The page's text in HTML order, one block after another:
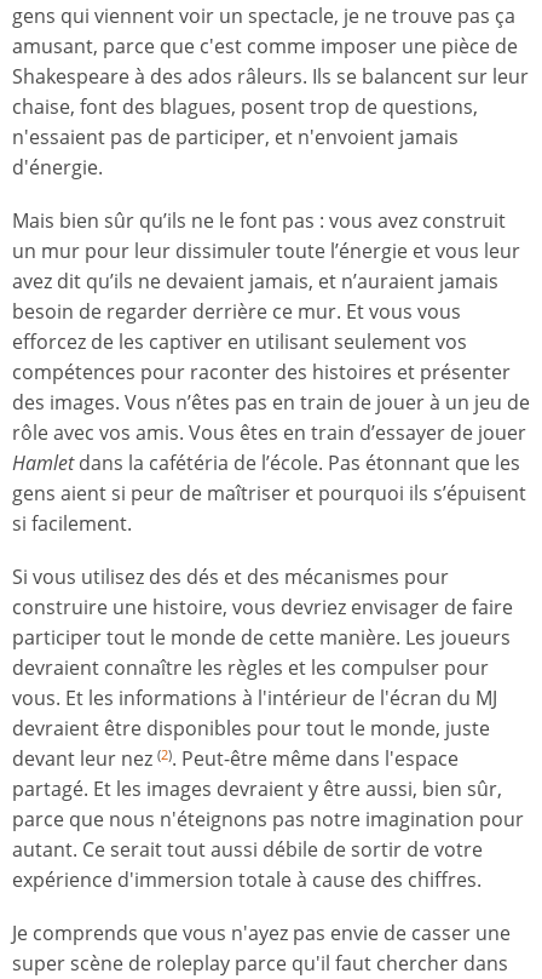
gens qui viennent voir un spectacle, je ne trouve pas ça
amusant, parce que c'est comme imposer une pièce de
Shakespeare à des ados râleurs. Ils se balancent sur leur
chaise, font des blagues, posent trop de questions,
n'essaient pas de participer, et n'envoient jamais
d'énergie.
Mais bien sûr qu’ils ne le font pas : vous avez construit
un mur pour leur dissimuler toute l’énergie et vous leur
avez dit qu’ils ne devaient jamais, et n’auraient jamais
besoin de regarder derrière ce mur. Et vous vous
efforcez de les captiver en utilisant seulement vos
compétences pour raconter des histoires et présenter
des images. Vous n’êtes pas en train de jouer à un jeu de
rôle avec vos amis. Vous êtes en train d’essayer de jouer
Hamletdans la cafétéria de l’école. Pas étonnant que les
gens aient si peur de maîtriser et pourquoi ils s’épuisent
si facilement.
Si vous utilisez des dés et des mécanismes pour
construire une histoire, vous devriez envisager de faire
participer tout le monde de cette manière. Les joueurs
devraient connaître les règles et les compulser pour
vous. Et les informations à l'intérieur de l'écran du MJ
devraient être disponibles pour tout le monde, juste
devant leur nez (2). Peut-être même dans l'espace
partagé. Et les images devraient y être aussi, bien sûr,
parce que nous n'éteignons pas notre imagination pour
autant. Ce serait tout aussi débile de sortir de votre
expérience d'immersion totale à cause des chiffres.
Je comprends que vous n'ayez pas envie de casser une
super scène de roleplay parce qu'il faut chercher dans